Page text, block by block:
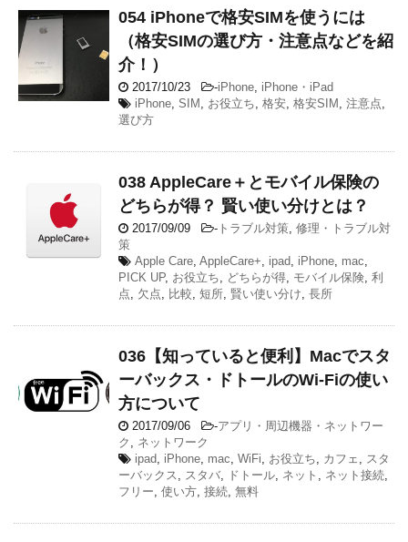
054 iPhoneで格安SIMを使うには
（格安SIMの選び方・注意点などを紹
介！）
2017/10/23 -iPhone, iPhone・iPad
iPhone, SIM , お役立ち, 格安, 格安SIM , 注意点,
選び方
038 AppleCare＋とモバイル保険の
どちらが得？ 賢い使い分けとは？
2017/09/09 - トラブル対策, 修理・トラブル対
策
Apple Care, AppleCare+, ipad, iPhone, mac,
PICK UP, お役立ち, どちらが得, モバイル保険, 利
点, 欠点, 比較, 短所, 賢い使い分け, 長所
036【知っていると便利】Macでスタ
ーバックス・ドトールのWi-Fiの使い
方について
2017/09/06 -アプリ・周辺機器・ネットワー
ク , ネットワーク
ipad, iPhone, mac, WiFi, お役立ち, カフェ , スタ
ーバックス , スタバ, ドトール, ネット , ネット接続,
フリー, 使い方, 接続, 無料